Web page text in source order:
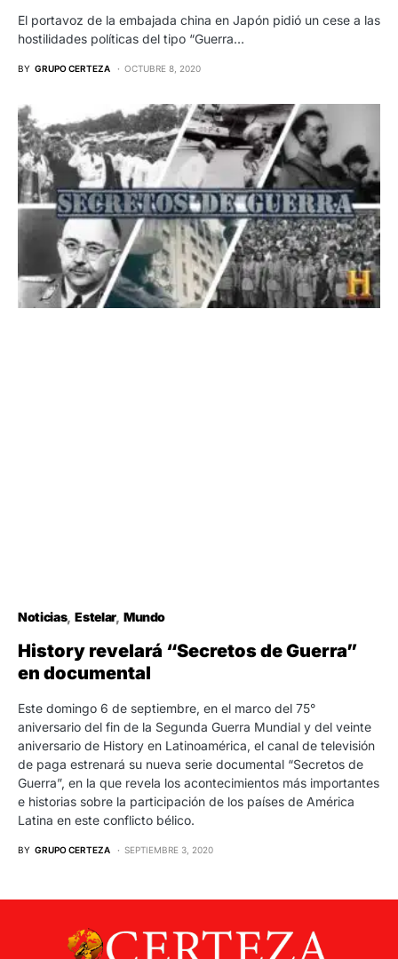
El portavoz de la embajada china en Japón pidió un cese a las
hostilidades políticas del tipo “Guerra…
BY GRUPO CERTEZA OCTUBRE 8, 2020
Noticias Estelar Mundo
History revelará “Secretos de Guerra”
en documental
Este domingo 6 de septiembre, en el marco del 75°
aniversario del fin de la Segunda Guerra Mundial y del veinte
aniversario de History en Latinoamérica, el canal de televisión
de paga estrenará su nueva serie documental “Secretos de
Guerra”, en la que revela los acontecimientos más importantes
e historias sobre la participación de los países de América
Latina en este conflicto bélico.
BY GRUPO CERTEZA SEPTIEMBRE 3, 2020